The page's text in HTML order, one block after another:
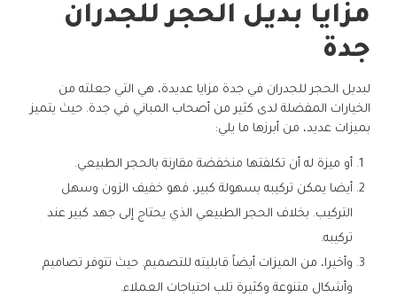
مزايا بديل الحجر للجدران
جدة
لبديل الحجر للجدران في جدة مزايا عديدة، هي التي جعلته من
الخيارات المفضلة لدى كثير من أصحاب المباني في جدة. حيث يتميز
بميزات عديد، من أبرزها ما يلي:
أو ميزة له أن تكلفتها منخفضة مقارنة بالحجر الطبيعي.
أيضا يمكن تركيبه بسهولة كبير، فهو خفيف الزون وسهل
التركيب. بخلاف الحجر الطبيعي الذي يحتاج إلى جهد كبير عند
تركيبه.
وأخيرا، من الميزات أيضاً قابليته للتصميم. حيث تتوفر تصاميم
وأشكال متنوعة وكثيرة تلب احتياجات العملاء.